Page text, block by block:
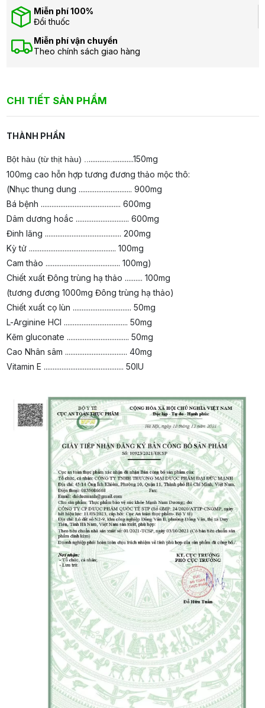
Miễn phí 100%
Đổi thuốc
Miễn phí vận chuyển
Theo chính sách giao hàng
CHI TIẾT SẢN PHẨM
THÀNH PHẦN
Bột hàu (từ thịt hàu) ...........................150mg
100mg cao hỗn hợp tương đương thảo mộc thô:
(Nhục thung dung .............................. 900mg
Bá bệnh ............................................. 600mg
Dâm dương hoắc .............................. 600mg
Đinh lăng ........................................... 200mg
Kỳ tử ................................................. 100mg
Cam thảo .......................................... 100mg)
Chiết xuất Đông trùng hạ thảo .......... 100mg
(tương đương 1000mg Đông trùng hạ thảo)
Chiết xuất cọ lùn ................................. 50mg
L-Arginine HCl .................................... 50mg
Kẽm gluconate ................................... 50mg
Cao Nhân sâm ................................... 40mg
Vitamin E ............................................. 50IU